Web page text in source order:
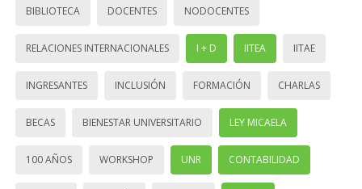
BIBLIOTECA DOCENTES NODOCENTES
RELACIONES INTERNACIONALES I + D IITEA IITAE
INGRESANTES INCLUSIÓN FORMACIÓN CHARLAS
BECAS BIENESTAR UNIVERSITARIO LEY MICAELA
100 AÑOS WORKSHOP UNR CONTABILIDAD